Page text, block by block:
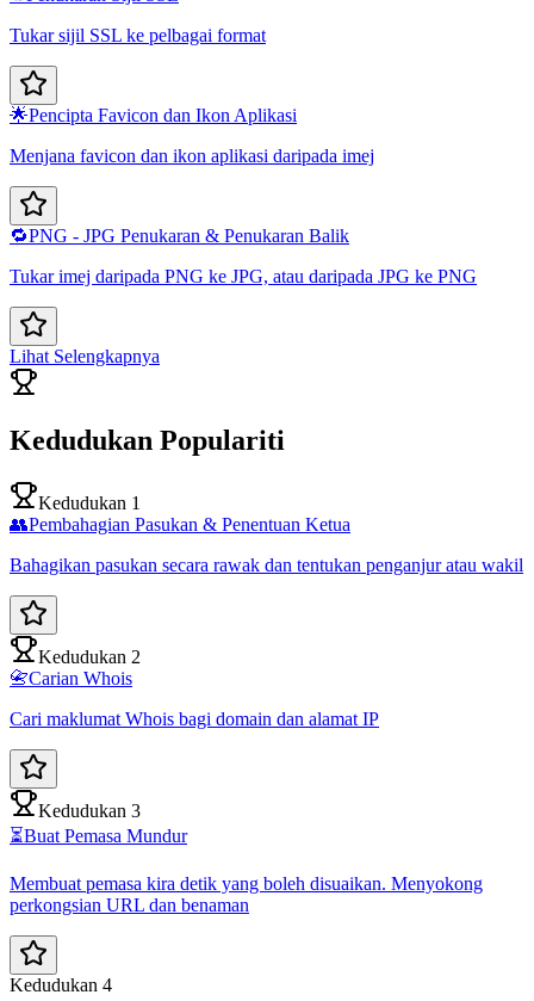
Tukar sijil SSL ke pelbagai format
🌟Pencipta Favicon dan Ikon Aplikasi
Menjana favicon dan ikon aplikasi daripada imej
🔁PNG - JPG Penukaran & Penukaran Balik
Tukar imej daripada PNG ke JPG, atau daripada JPG ke PNG
Lihat Selengkapnya
Kedudukan Populariti
Kedudukan 1
👥Pembahagian Pasukan & Penentuan Ketua
Bahagikan pasukan secara rawak dan tentukan penganjur atau wakil
Kedudukan 2
📇Carian Whois
Cari maklumat Whois bagi domain dan alamat IP
Kedudukan 3
⏳Buat Pemasa Mundur
Membuat pemasa kira detik yang boleh disuaikan. Menyokong
perkongsian URL dan benaman
Kedudukan 4